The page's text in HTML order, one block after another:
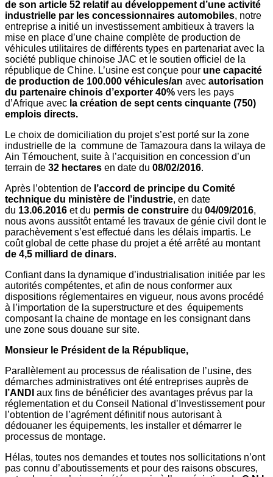
de son article 52 relatif au développement d’une activité
industrielle par les concessionnaires automobiles, notre
entreprise a initié un investissement ambitieux à travers la
mise en place d’une chaine complète de production de
véhicules utilitaires de différents types en partenariat avec la
société publique chinoise JAC et le soutien officiel de la
république de Chine. L’usine est conçue pour une capacité
de production de 100.000 véhicules/an avec autorisation
du partenaire chinois d’exporter 40% vers les pays
d’Afrique avec la création de sept cents cinquante (750)
emplois directs.
Le choix de domiciliation du projet s’est porté sur la zone
industrielle de la commune de Tamazoura dans la wilaya de
Ain Témouchent, suite à l’acquisition en concession d’un
terrain de 32 hectares en date du 08/02/2016.
Après l’obtention de l’accord de principe du Comité
technique du ministère de l’industrie, en date
du 13.06.2016 et du permis de construire du 04/09/2016,
nous avons aussitôt entamé les travaux de génie civil dont le
parachèvement s’est effectué dans les délais impartis. Le
coût global de cette phase du projet a été arrêté au montant
de 4,5 milliard de dinars.
Confiant dans la dynamique d’industrialisation initiée par les
autorités compétentes, et afin de nous conformer aux
dispositions réglementaires en vigueur, nous avons procédé
à l’importation de la superstructure et des équipements
composant la chaine de montage en les consignant dans
une zone sous douane sur site.
Monsieur le Président de la République,
Parallèlement au processus de réalisation de l’usine, des
démarches administratives ont été entreprises auprès de
l’ANDI aux fins de bénéficier des avantages prévus par la
réglementation et du Conseil National d’Investissement pour
l’obtention de l’agrément définitif nous autorisant à
dédouaner les équipements, les installer et démarrer le
processus de montage.
Hélas, toutes nos demandes et toutes nos sollicitations n’ont
pas connu d’aboutissements et pour des raisons obscures,